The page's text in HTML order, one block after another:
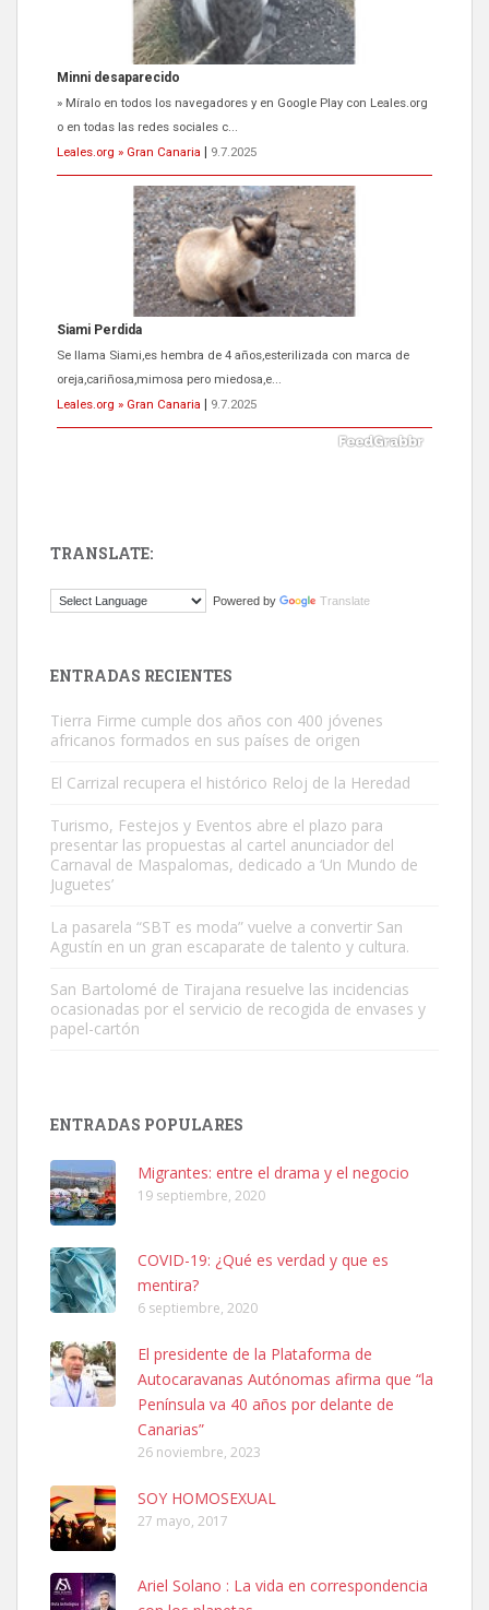
Siami Perdida
Se llama Siami,es hembra de 4 años,esterilizada con marca de
oreja,cariñosa,mimosa pero miedosa,e...
Leales.org » Gran Canaria
9.7.2025
ADOPCIÓN URGENTE GATA TEROR GRAN CANARIA
El ayuntamiento se va a llevar a Los Gatos callejeros de la zona los
próximos días, ella incluida...
Leales.org » Gran Canaria
9.7.2025
Este gato macho ha aparecido en la calle hace menos de un mes,
Adopción urgente
Busco adopción responsable para mi perra. Pastor alemán,
hembra, 4 años. Por motivos personales ...
Leales.org » Gran Canaria
Ninfa perdida
El día 5 se los perdió una ninfa papillera, asustada tiene miedo a la
calle, se perdió por la zon...
Leales.org » Gran Canaria
6.7.2025
Adopcion
TRANSLATE:
Powered by Translate
ENTRADAS RECIENTES
Tierra Firme cumple dos años con 400 jóvenes
africanos formados en sus países de origen
El Carrizal recupera el histórico Reloj de la Heredad
Turismo, Festejos y Eventos abre el plazo para
presentar las propuestas al cartel anunciador del
Carnaval de Maspalomas, dedicado a ‘Un Mundo de
Juguetes’
La pasarela “SBT es moda” vuelve a convertir San
Agustín en un gran escaparate de talento y cultura.
San Bartolomé de Tirajana resuelve las incidencias
ocasionadas por el servicio de recogida de envases y
papel-cartón
ENTRADAS POPULARES
Migrantes: entre el drama y el negocio
19 septiembre, 2020
COVID-19: ¿Qué es verdad y que es
mentira?
6 septiembre, 2020
El presidente de la Plataforma de
Autocaravanas Autónomas afirma que “la
Península va 40 años por delante de
Canarias”
26 noviembre, 2023
SOY HOMOSEXUAL
27 mayo, 2017
Ariel Solano : La vida en correspondencia